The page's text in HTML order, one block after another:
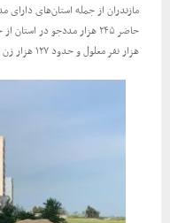
مازندران از جمله استان‌های
هزار نفر معلول و حدود ۱۲۷ هزار زن سرپرست خانوار یا بی‌سرپرست هستند.